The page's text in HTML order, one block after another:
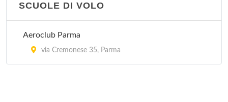
SCUOLE DI VOLO
Aeroclub Parma
via Cremonese 35, Parma